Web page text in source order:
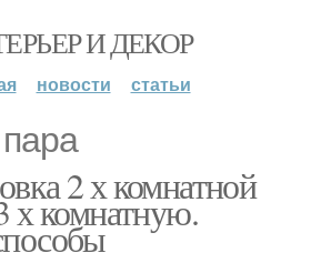
И ДЕКОР
новости статьи
2 х комнатной
х комнатную.